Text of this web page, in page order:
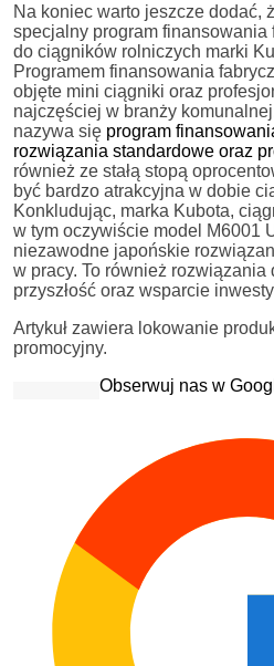
Na koniec warto jeszcze dodać,
specjalny program
do ciągników rolniczych marki
Programem finansowania
objęte mini ciągniki oraz
najczęściej w branży
nazywa się program
rozwiązania standardowe oraz
również ze stałą stopą
być bardzo atrakcyjna w dobie
Konkludując, marka Kubota,
w tym oczywiście model M6001
niezawodne japońskie
w pracy. To również
przyszłość oraz wsparcie
Artykuł zawiera lokowanie
promocyjny.
Obserwuj nas w